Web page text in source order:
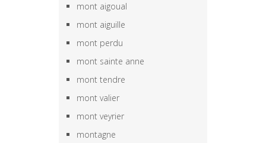
mont aigoual
mont aiguille
mont perdu
mont sainte anne
mont tendre
mont valier
mont veyrier
montagne